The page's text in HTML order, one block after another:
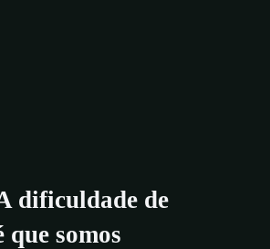
dificuldade de
que somos